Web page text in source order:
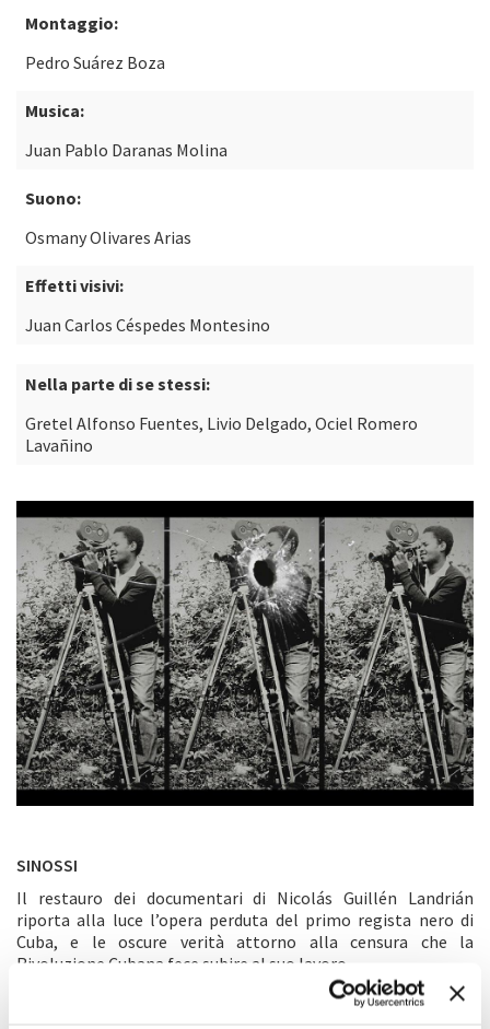
Montaggio:
Pedro Suárez Boza
Musica:
Juan Pablo Daranas Molina
Suono:
Osmany Olivares Arias
Effetti visivi:
Juan Carlos Céspedes Montesino
Nella parte di se stessi:
Gretel Alfonso Fuentes, Livio Delgado, Ociel Romero
Lavañino
SINOSSI
Il restauro dei documentari di Nicolás Guillén Landrián
riporta alla luce l’opera perduta del primo regista nero di
Cuba, e le oscure verità attorno alla censura che la
Rivoluzione Cubana fece subire al suo lavoro.